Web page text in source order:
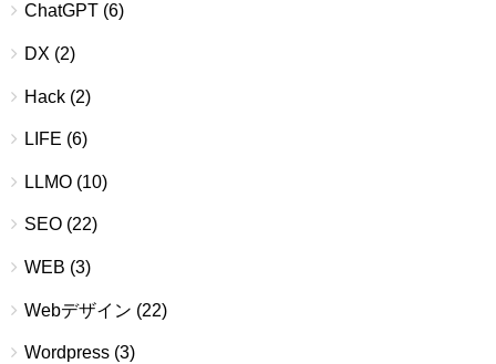
ChatGPT (6)
DX (2)
Hack (2)
LIFE (6)
LLMO (10)
SEO (22)
WEB (3)
Webデザイン (22)
Wordpress (3)